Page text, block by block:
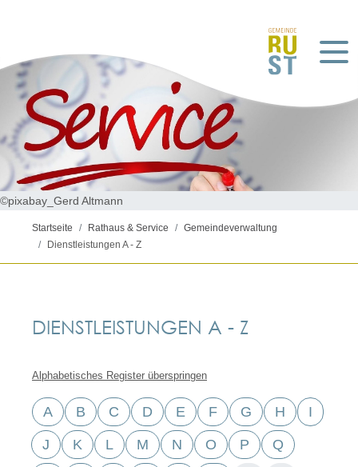
©pixabay_Gerd Altmann
Startseite Rathaus & Service
Gemeindeverwaltung
Dienstleistungen A - Z
DIENSTLEISTUNGEN A - Z
Alphabetisches Register überspringen
A B C D E F G H I
J K L M N O P Q